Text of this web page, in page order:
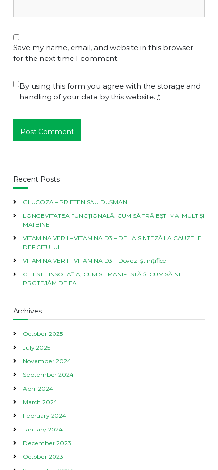
Save my name, email, and website in this browser
for the next time I comment.
By using this form you agree with the storage and
handling of your data by this website. *
Recent Posts
GLUCOZA – PRIETEN SAU DUȘMAN
LONGEVITATEA FUNCȚIONALĂ: CUM SĂ TRĂIEȘTI MAI MULT ȘI
MAI BINE
VITAMINA VERII – VITAMINA D3 – DE LA SINTEZĂ LA CAUZELE
DEFICITULUI
VITAMINA VERII – VITAMINA D3 – Dovezi științifice
CE ESTE INSOLAȚIA, CUM SE MANIFESTĂ ȘI CUM SĂ NE
PROTEJĂM DE EA
Archives
October 2025
July 2025
November 2024
September 2024
April 2024
March 2024
February 2024
January 2024
December 2023
October 2023